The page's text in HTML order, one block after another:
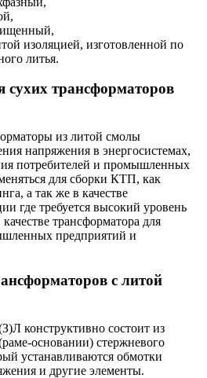
изоляцией, изготовленной по
литья.
сухих трансформаторов
из литой смолы
напряжения в энергосистемах,
потребителей и промышленных
для сборки КТП, как
а так же в качестве
где требуется высокий уровень
трансформатора для
предприятий и
с литой
конструктивно состоит из
основании) стержневого
устанавливаются обмотки
и другие элементы.